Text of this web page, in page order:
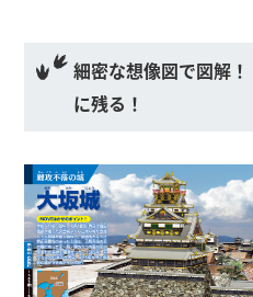
細密な想像図で図解
に残る！